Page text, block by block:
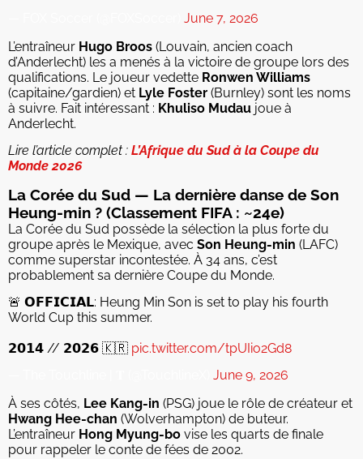
June 7, 2026
L’entraîneur Hugo Broos (Louvain, ancien coach
d’Anderlecht) les a menés à la victoire de groupe lors des
qualifications. Le joueur vedette Ronwen Williams
(capitaine/gardien) et Lyle Foster (Burnley) sont les noms
à suivre. Fait intéressant : Khuliso Mudau joue à
Anderlecht.
Lire l’article complet : L’Afrique du Sud à la Coupe du
Monde 2026
La Corée du Sud — La dernière danse de Son
Heung-min ? (Classement FIFA : ~24e)
La Corée du Sud possède la sélection la plus forte du
groupe après le Mexique, avec Son Heung-min (LAFC)
comme superstar incontestée. À 34 ans, c’est
probablement sa dernière Coupe du Monde.
🚨 𝗢𝗙𝗙𝗜𝗖𝗜𝗔𝗟: Heung Min Son is set to play his fourth
World Cup this summer.
𝟮𝟬𝟭𝟰 // 𝟮𝟬𝟮𝟲 🇰🇷 pic.twitter.com/tpUIio2Gd8
June 9, 2026
À ses côtés, Lee Kang-in (PSG) joue le rôle de créateur et
Hwang Hee-chan (Wolverhampton) de buteur.
L’entraîneur Hong Myung-bo vise les quarts de finale
pour rappeler le conte de fées de 2002.